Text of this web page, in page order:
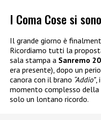
I Coma Cose si
Il grande giorno è
Ricordiamo tutti la
sala stampa a Sanremo
era presente), dopo un
canora con il brano “Addio”,
momento complesso della
solo un lontano ricordo.